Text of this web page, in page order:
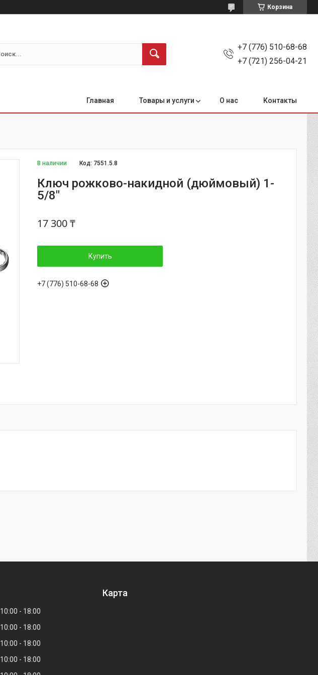
Корзина
+7 (776) 510-68-68
+7 (721) 256-04-21
Главная Товары и услуги О нас Контакты
В наличии Код: 7551.5.8
Ключ рожково-накидной (дюймовый) 1-
5/8"
17 300 ₸
Купить
+7 (776) 510-68-68
10:00
18:00
10:00
18:00
10:00
18:00
10:00
18:00
Карта